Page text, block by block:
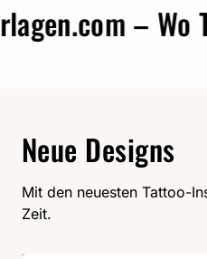
– Wo
Neue Designs
Mit den neuesten Tattoo-
Zeit.